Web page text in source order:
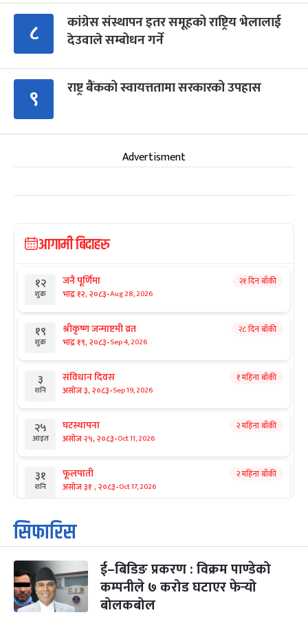
८
कांग्रेस संस्थापन इतर समूहको राष्ट्रिय भेलालाई
देउवाले सम्बोधन गर्ने
९ राष्ट्र बैंकको स्वायत्ततामा सरकारको उपहास
Advertisment
आगामी बिदाहरु
१२
शुक्र
जनै पूर्णिमा
भाद्र १२, २०८३-Aug 28, 2026
२१ दिन बाँकी
१९
शुक्र
श्रीकृष्ण जन्माष्टमी व्रत
भाद्र १९, २०८३-Sep 4, 2026
२८ दिन बाँकी
३
शनि
संविधान दिवस
असोज ३, २०८३-Sep 19, 2026
१ महिना बाँकी
२५
आइत
घटस्थापना
असोज २५, २०८३-Oct 11, 2026
२ महिना बाँकी
३१
शनि
फूलपाती
असोज ३१ , २०८३-Oct 17, 2026
२ महिना बाँकी
१
आइत
कार्तिक सङ्क्रान्ति
कार्तिक १, २०८३
३
मंगल
महानवमी
कार्तिक ३, २०८३-Oct 20, 2026
२ महिना बाँकी
सिफारिस
ई–बिडिङ प्रकरण : विक्रम पाण्डेको
कम्पनीले ७ करोड घटाएर फेर्‍यो
बोलकबोल